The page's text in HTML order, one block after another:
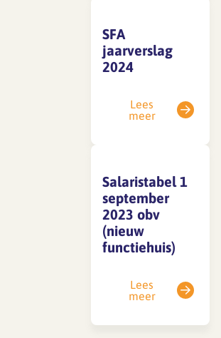
SFA magazine The Human
SFA
jaarverslag
2024
Lees
meer
Salaristabel 1
september
2023 obv
(nieuw
functiehuis)
Lees
meer